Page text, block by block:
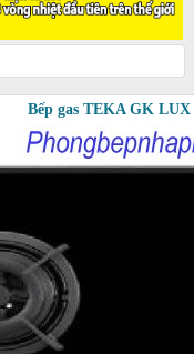
Bếp gas TEKA GK